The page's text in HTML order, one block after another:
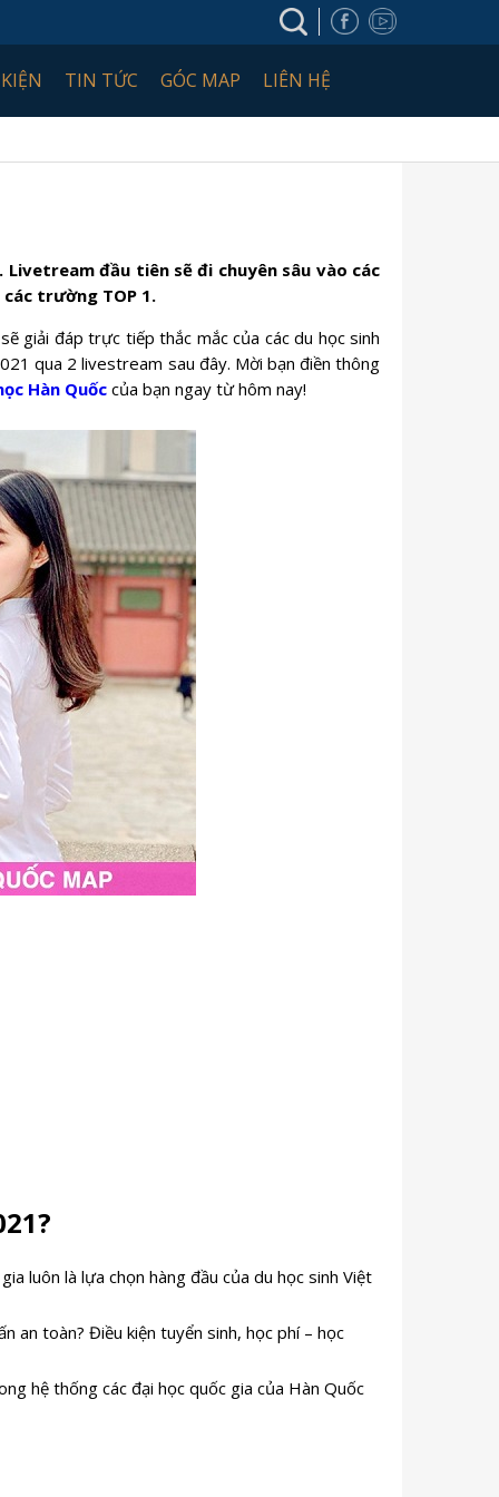
TIN TỨC GÓC MAP LIÊN HỆ
đầu tiên sẽ đi chuyên sâu vào các
trường TOP 1.
giải đáp trực tiếp thắc mắc của các du học sinh
qua 2 livestream sau đây. Mời bạn điền thông
Hàn Quốc của bạn ngay từ hôm nay!
luôn là lựa chọn hàng đầu của du học sinh Việt
an toàn? Điều kiện tuyển sinh, học phí – học
hệ thống các đại học quốc gia của Hàn Quốc